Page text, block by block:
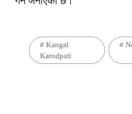
# Kangal
Karodpati
#